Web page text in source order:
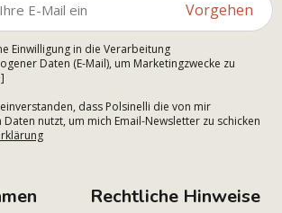
Vorgehen
Einwilligung in die Verarbeitung
Daten (E-Mail), um Marketingzwecke zu
dass Polsinelli die von mir
Daten nutzt, um mich Email-Newsletter zu schicken
Rechtliche Hinweise